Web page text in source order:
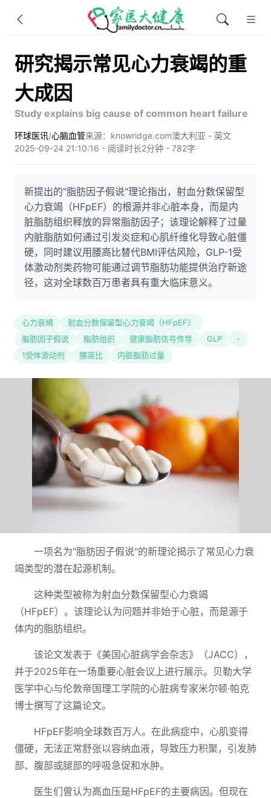
研究揭示常见心力衰竭的重
大成因
Study explains big cause of common heart failure
环球医讯/心脑血管来源：knowridge.com澳大利亚 - 英文
2025-09-24 21:10:16 - 阅读时长2分钟 - 782字
新提出的"脂肪因子假说"理论指出，射血分数保留型
心力衰竭（HFpEF）的根源并非心脏本身，而是内
脏脂肪组织释放的异常脂肪因子；该理论解释了过量
内脏脂肪如何通过引发炎症和心肌纤维化导致心脏僵
硬，同时建议用腰高比替代BMI评估风险，GLP-1受
体激动剂类药物可能通过调节脂肪功能提供治疗新途
径，这对全球数百万患者具有重大临床意义。
心力衰竭
射血分数保留型心力衰竭（HFpEF）
脂肪因子假说
脂肪组织 健康脂肪信号传导 GLP
-
1受体激动剂
腰高比 内脏脂肪过量
一项名为"脂肪因子假说"的新理论揭示了常见心力衰
竭类型的潜在起源机制。
这种类型被称为射血分数保留型心力衰竭
（HFpEF）。该理论认为问题并非始于心脏，而是源于
体内的脂肪组织。
该论文发表于《美国心脏病学会杂志》（JACC），
并于2025年在一场重要心脏会议上进行展示。贝勒大学
医学中心与伦敦帝国理工学院的心脏病专家米尔顿·帕克
博士撰写了这篇论文。
HFpEF影响全球数百万人。在此病症中，心肌变得
僵硬，无法正常舒张以容纳血液，导致压力积聚，引发肺
部、腹部或腿部的呼吸急促和水肿。
医生们曾认为高血压是HFpEF的主要病因。但现在